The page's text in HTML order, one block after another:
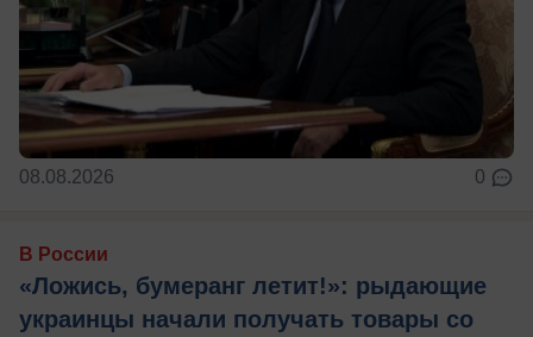
08.08.2026 0
В России
«Ложись, бумеранг летит!»: рыдающие
украинцы начали получать товары со